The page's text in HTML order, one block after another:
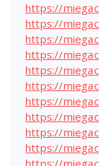
https://
https://
https://
https://
https://
https://
https://
https://
https://
https://
https://